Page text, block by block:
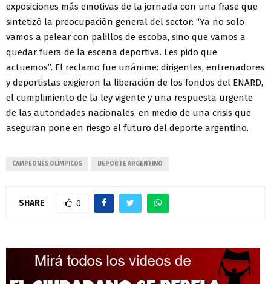
exposiciones más emotivas de la jornada con una frase que
sintetizó la preocupación general del sector: “Ya no solo
vamos a pelear con palillos de escoba, sino que vamos a
quedar fuera de la escena deportiva. Les pido que
actuemos”. El reclamo fue unánime: dirigentes, entrenadores
y deportistas exigieron la liberación de los fondos del ENARD,
el cumplimiento de la ley vigente y una respuesta urgente
de las autoridades nacionales, en medio de una crisis que
aseguran pone en riesgo el futuro del deporte argentino.
CAMPEONES OLÍMPICOS DEPORTE ARGENTINO
SHARE 0